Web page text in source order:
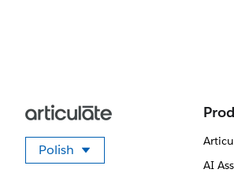
Polish
Wybierz swój język
AI